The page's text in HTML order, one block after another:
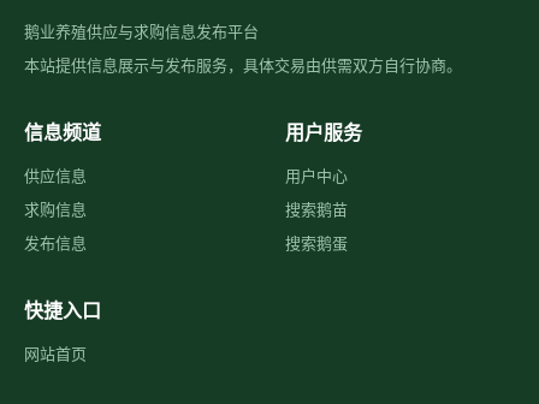
鹅业养殖供应与求购信息发布平台
本站提供信息展示与发布服务，具体交易由供需双方自行协商。
信息频道
供应信息
求购信息
发布信息
用户服务
用户中心
搜索鹅苗
搜索鹅蛋
快捷入口
网站首页